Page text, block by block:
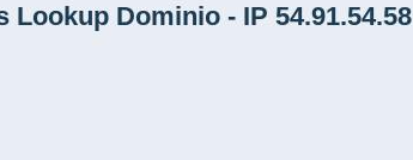
Lookup Dominio - IP 54.91.54.58